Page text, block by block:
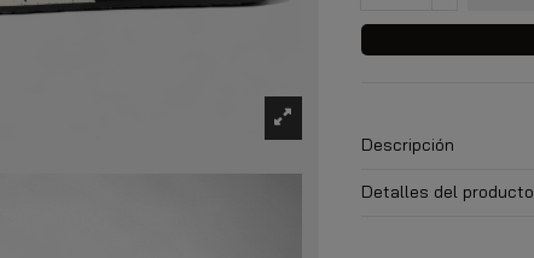
Descripción
Detalles del producto